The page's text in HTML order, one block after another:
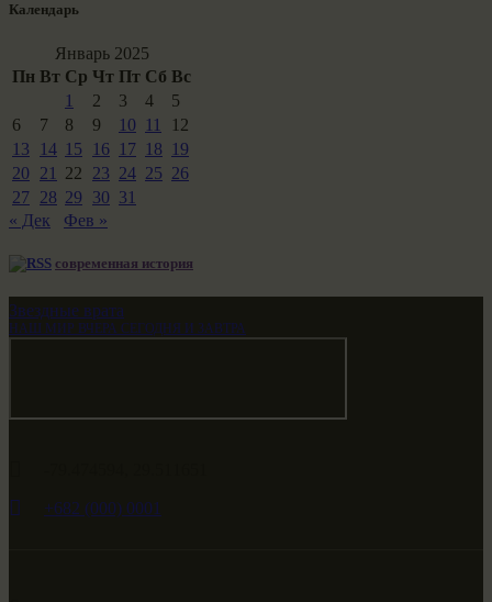
Календарь
Январь 2025
Пн Вт Ср Чт Пт Сб Вс
1
2 3 4
5
6
7 8 9 10 11
12
13
14 15 16 17 18
19
20
21 22 23 24 25 26
27 28 29 30 31
« Дек
Фев »
современная история
Звездные врата
НАШ МИР ВЧЕРА СЕГОДНЯ И ЗАВТРА
+682 (000) 0001